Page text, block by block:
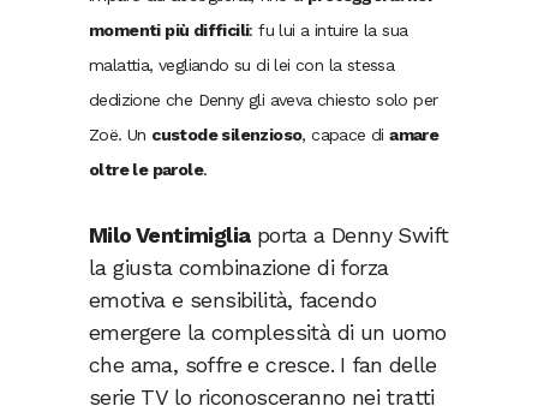
momenti più difficili: fu lui a intuire la sua
malattia, vegliando su di lei con la stessa
dedizione che Denny gli aveva chiesto solo per
Zoë. Un custode silenzioso, capace diamare
oltre le parole.
Milo Ventimigliaporta a Denny Swift
la giusta combinazione di forza
emotiva e sensibilità, facendo
emergere la complessità di un uomo
che ama, soffre e cresce. I fan delle
serie TV lo riconosceranno nei tratti